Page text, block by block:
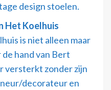
design stoelen.
Het Koelhuis
is niet alleen maar
de hand van Bert
versterkt zonder zijn
decorateur en